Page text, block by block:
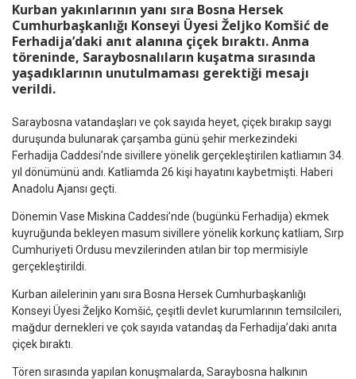
Kurban yakınlarının yanı sıra Bosna Hersek
Cumhurbaşkanlığı Konseyi Üyesi Željko Komšić de
Ferhadija’daki anıt alanına çiçek bıraktı. Anma
töreninde, Saraybosnalıların kuşatma sırasında
yaşadıklarının unutulmaması gerektiği mesajı
verildi.
Saraybosna vatandaşları ve çok sayıda heyet, çiçek bırakıp saygı
duruşunda bulunarak çarşamba günü şehir merkezindeki
Ferhadija Caddesi’nde sivillere yönelik gerçekleştirilen katliamın 34.
yıl dönümünü andı. Katliamda 26 kişi hayatını kaybetmişti. Haberi
Anadolu Ajansı geçti.
Dönemin Vase Miskina Caddesi’nde (bugünkü Ferhadija) ekmek
kuyruğunda bekleyen masum sivillere yönelik korkunç katliam, Sırp
Cumhuriyeti Ordusu mevzilerinden atılan bir top mermisiyle
gerçekleştirildi.
Kurban ailelerinin yanı sıra Bosna Hersek Cumhurbaşkanlığı
Konseyi Üyesi Željko Komšić, çeşitli devlet kurumlarının temsilcileri,
mağdur dernekleri ve çok sayıda vatandaş da Ferhadija’daki anıta
çiçek bıraktı.
Tören sırasında yapılan konuşmalarda, Saraybosna halkının